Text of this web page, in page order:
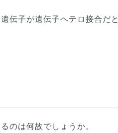
伝子が遺伝子ヘテロ接合だと
のは何故でしょうか。